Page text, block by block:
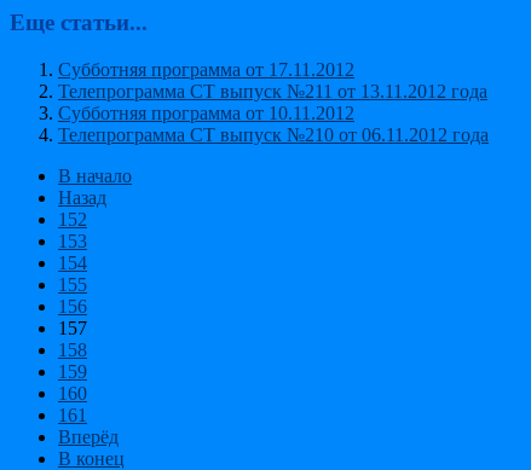
Еще статьи...
Субботняя программа от 17.11.2012
Телепрограмма СТ выпуск №211 от 13.11.2012 года
Субботняя программа от 10.11.2012
Телепрограмма СТ выпуск №210 от 06.11.2012 года
В начало
Назад
152
153
154
155
156
157
158
159
160
161
Вперёд
В конец